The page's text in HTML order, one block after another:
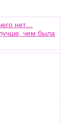
нет…
чем была